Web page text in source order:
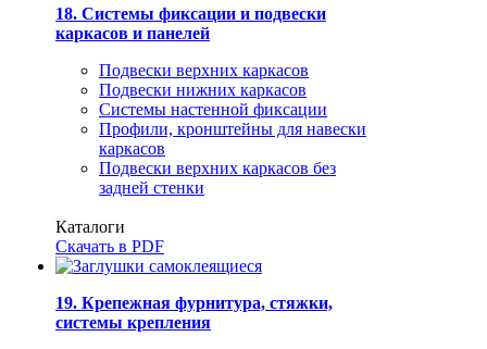
18. Системы фиксации и подвески
каркасов и панелей
Подвески верхних каркасов
Подвески нижних каркасов
Системы настенной фиксации
Профили, кронштейны для навески
каркасов
Подвески верхних каркасов без
задней стенки
Каталоги
Скачать в PDF
19. Крепежная фурнитура, стяжки,
системы крепления